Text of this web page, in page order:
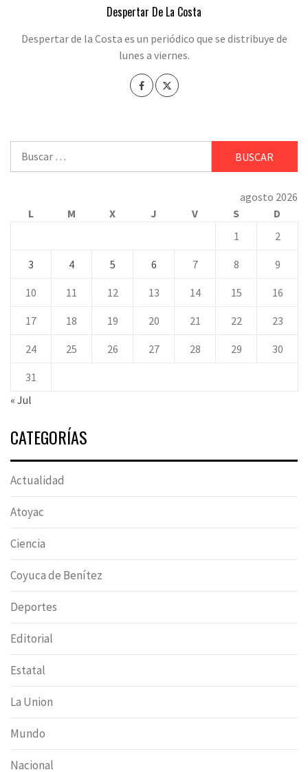
Despertar De La Costa
Despertar de la Costa es un periódico que se distribuye de
lunes a viernes.
agosto 2026
L
M X J V S
D
1
2
3 4 5 6 7 8 9
10 11 12 13 14 15 16
17 18 19 20 21 22 23
24 25 26 27 28 29 30
31
« Jul
CATEGORÍAS
Actualidad
Atoyac
Ciencia
Coyuca de Benítez
Deportes
Editorial
Estatal
La Union
Mundo
Nacional